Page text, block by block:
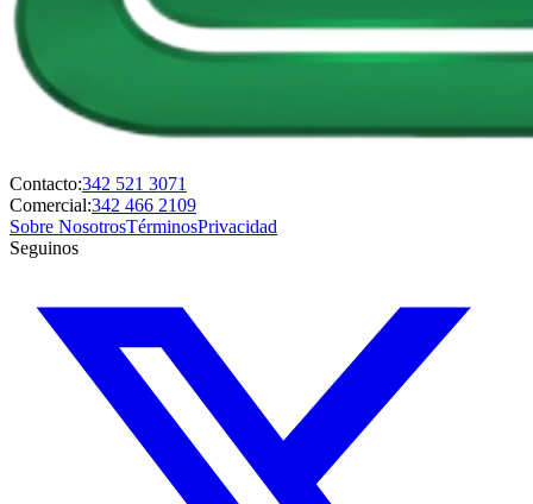
Contacto:342 521 3071
Comercial:342 466 2109
Sobre NosotrosTérminosPrivacidad
Seguinos